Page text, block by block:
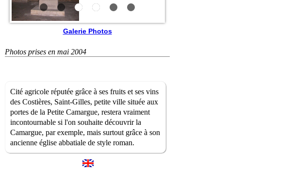
Galerie Photos
Photos prises en mai 2004
Cité agricole réputée grâce à ses fruits et ses vins
des Costières, Saint-Gilles, petite ville située aux
portes de la Petite Camargue, restera vraiment
incontournable si l'on souhaite découvrir la
Camargue, par exemple, mais surtout grâce à son
ancienne église abbatiale de style roman.